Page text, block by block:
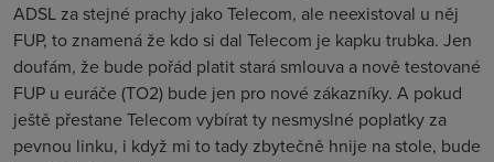
ADSL za stejné prachy jako Telecom, ale neexistoval u něj
FUP, to znamená že kdo si dal Telecom je kapku trubka. Jen
doufám, že bude pořád platit stará smlouva a nově testované
FUP u euráče (TO2) bude jen pro nové zákazníky. A pokud
ještě přestane Telecom vybírat ty nesmyslné poplatky za
pevnou linku, i když mi to tady zbytečně hnije na stole, bude